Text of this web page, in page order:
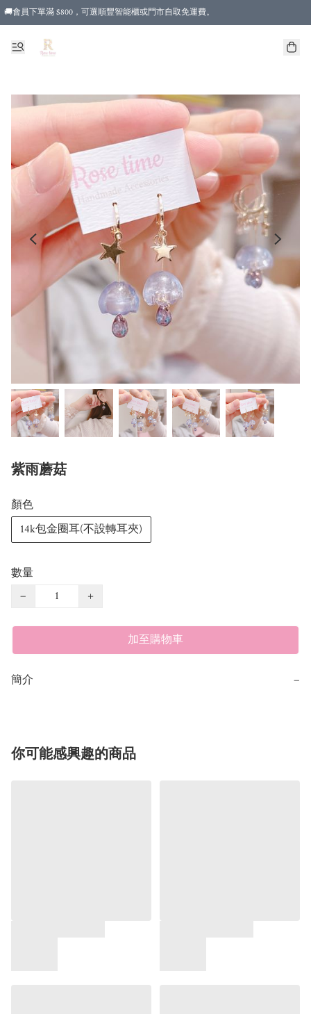
🚚會員下單滿 $800，可選順豐智能櫃或門市自取免運費。
紫雨蘑菇
顏色
14k包金圈耳(不設轉耳夾)
數量
−
+
加至購物車
簡介 −
你可能感興趣的商品